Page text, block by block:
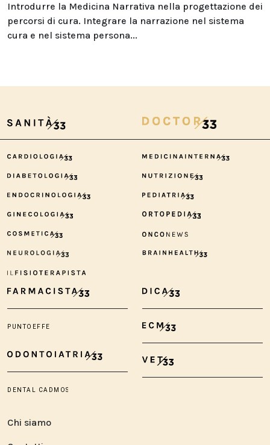
Introdurre la Medicina Narrativa nella progettazione dei
percorsi di cura. Integrare la narrazione nel sistema
cura e nel sistema persona...
Chi siamo